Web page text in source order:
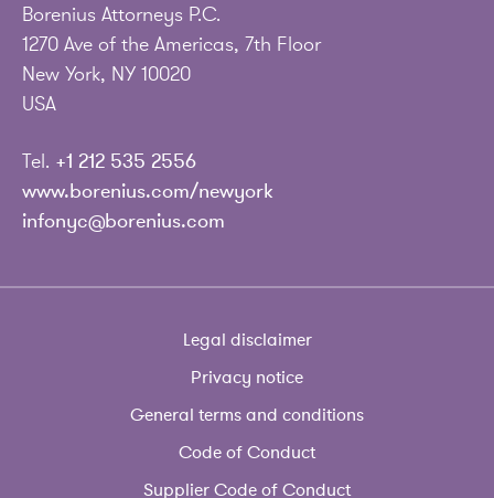
Borenius Attorneys P.C.
1270 Ave of the Americas, 7th Floor
New York, NY 10020
USA
Tel. +1 212 535 2556
www.borenius.com/newyork
infonyc@borenius.com
Legal disclaimer
Privacy notice
General terms and conditions
Code of Conduct
Supplier Code of Conduct